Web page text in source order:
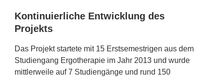
Kontinuierliche Entwicklung des
Projekts
Das Projekt startete mit 15 Erstsemestrigen aus dem
Studiengang Ergotherapie im Jahr 2013 und wurde
mittlerweile auf 7 Studiengänge und rund 150